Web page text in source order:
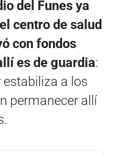
del Funes ya
centro de salud
con fondos
es de guardia:
estabiliza a los
permanecer allí